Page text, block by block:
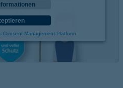
Consent Management Platform